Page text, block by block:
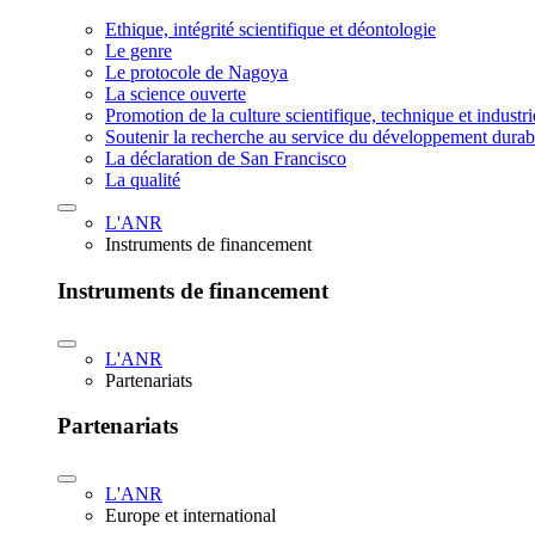
Ethique, intégrité scientifique et déontologie
Le genre
Le protocole de Nagoya
La science ouverte
Promotion de la culture scientifique, technique et
Soutenir la recherche au service du développement
La déclaration de San Francisco
La qualité
L'ANR
Instruments de financement
Instruments de financement
L'ANR
Partenariats
Partenariats
L'ANR
Europe et international